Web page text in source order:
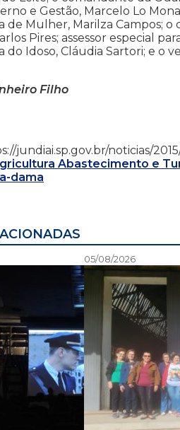
e Gestão, Marcelo Lo
de Mulher, Marilza Campos;
Pires; assessor especial
do Idoso, Cláudia Sartori; e o
Filho
jundiai.sp.gov.br/noticias/
Abastecimento e
dama
05/08/2026